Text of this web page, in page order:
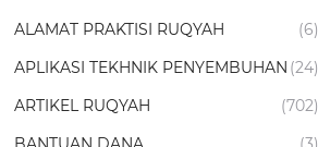
ALAMAT PRAKTISI RUQYAH
(6)
APLIKASI TEKHNIK PENYEMBUHAN (24)
ARTIKEL RUQYAH
(702)